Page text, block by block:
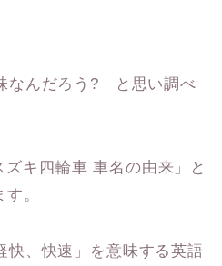
なんだろう? と思い調べ
キ四輪車 車名の由来」と
。
快、快速」を意味する英語